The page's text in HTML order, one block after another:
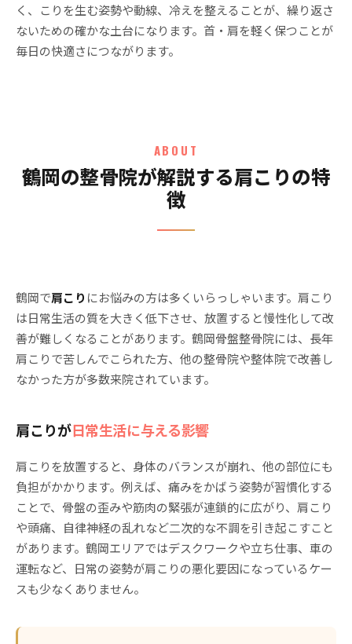
く、こりを生む姿勢や動線、冷えを整えることが、繰り返さ
ないための確かな土台になります。首・肩を軽く保つことが
毎日の快適さにつながります。
ABOUT
鶴岡の整骨院が解説する肩こりの特
徴
鶴岡で肩こり にお悩みの方は多くいらっしゃいます。肩こり
は日常生活の質を大きく低下させ、放置すると慢性化して改
善が難しくなることがあります。鶴岡骨盤整骨院には、長年
肩こりで苦しんでこられた方、他の整骨院や整体院で改善し
なかった方が多数来院されています。
肩こりが日常生活に与える影響
肩こりを放置すると、身体のバランスが崩れ、他の部位にも
負担がかかります。例えば、痛みをかばう姿勢が習慣化する
ことで、骨盤の歪みや筋肉の緊張が連鎖的に広がり、肩こり
や頭痛、自律神経の乱れなど二次的な不調を引き起こすこと
があります。鶴岡エリアではデスクワークや立ち仕事、車の
運転など、日常の姿勢が肩こりの悪化要因になっているケー
スも少なくありません。